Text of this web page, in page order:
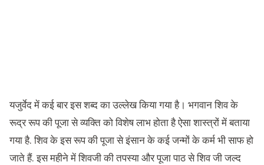
यजुर्वेद में कई बार इस शब्द का उल्लेख किया गया है। भगवान शिव के
रूद्र रूप की पूजा से व्यक्ति को विशेष लाभ होता है ऐसा शास्त्रों में बताया
गया है. शिव के इस रूप की पूजा से इंसान के कई जन्मों के कर्म भी साफ हो
जाते हैं. इस महीने में शिवजी की तपस्या और पूजा पाठ से शिव जी जल्द